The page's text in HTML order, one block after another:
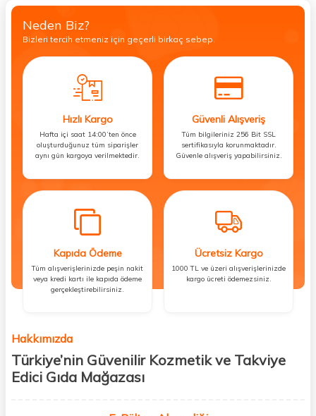
Neden Biz?
Bizleri tercih etmeniz için geçerli birkaç sebep.
Hızlı Kargo
Hafta içi saat 14:00’ten önce
oluşturduğunuz tüm siparişler
aynı gün kargoya verilmektedir.
Güvenli Alışveriş
Tüm bilgileriniz 256 Bit SSL
sertifikasıyla korunmaktadır.
Güvenle alışveriş yapabilirsiniz.
Kapıda Ödeme
Tüm alışverişlerinizde peşin nakit
veya kredi kartı ile kapıda ödeme
gerçekleştirebilirsiniz.
Ücretsiz Kargo
1000 TL ve üzeri alışverişlerinizde
kargo ücreti ödemezsiniz.
Hakkımızda
Türkiye’nin Güvenilir Kozmetik ve Takviye
Edici Gıda Mağazası
kişisel bakım hem de takviye edici gıda ürünlerini sizlerle